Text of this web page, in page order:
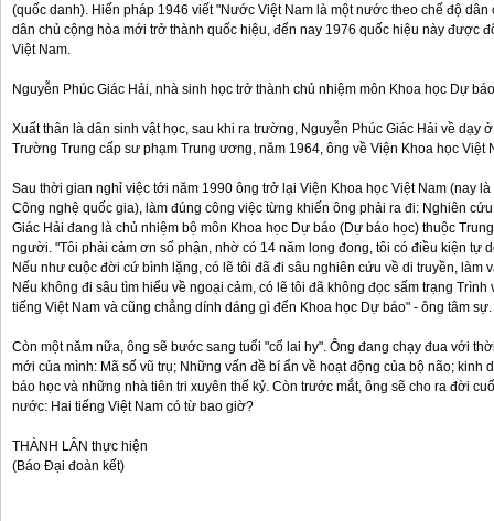
(quốc danh). Hiến pháp 1946 viết "Nước Việt Nam là một nước theo chế độ dân
dân chủ cộng hòa mới trở thành quốc hiệu, đến nay 1976 quốc hiệu này được
Việt Nam.
Nguyễn Phúc Giác Hải, nhà sinh học trở thành chủ nhiệm môn Khoa học Dự báo
Xuất thân là dân sinh vật học, sau khi ra trường, Nguyễn Phúc Giác Hải về dạy
Trường Trung cấp sư phạm Trung ương, năm 1964, ông về Viện Khoa học Việt
Sau thời gian nghỉ việc tới năm 1990 ông trở lại Viện Khoa học Việt Nam (nay
Công nghệ quốc gia), làm đúng công việc từng khiến ông phải ra đi: Nghiên
Giác Hải đang là chủ nhiệm bộ môn Khoa học Dự báo (Dự báo học) thuộc
người. "Tôi phải cảm ơn số phận, nhờ có 14 năm long đong, tôi có điều kiện tự
Nếu như cuộc đời cứ bình lặng, có lẽ tôi đã đi sâu nghiên cứu về di truyền, làm
Nếu không đi sâu tìm hiểu về ngoại cảm, có lẽ tôi đã không đọc sấm trạng
tiếng Việt Nam và cũng chẳng dính dáng gì đến Khoa học Dự báo" - ông tâm sự.
Còn một năm nữa, ông sẽ bước sang tuổi "cổ lai hy". Ông đang chạy đua với
mới của mình: Mã số vũ trụ; Những vấn đề bí ẩn về hoạt động của bộ não; kinh
báo học và những nhà tiên tri xuyên thế kỷ. Còn trước mắt, ông sẽ cho ra đời
nước: Hai tiếng Việt Nam có từ bao giờ?
THÀNH LÂN thực hiện
(Báo Đại đoàn kết)